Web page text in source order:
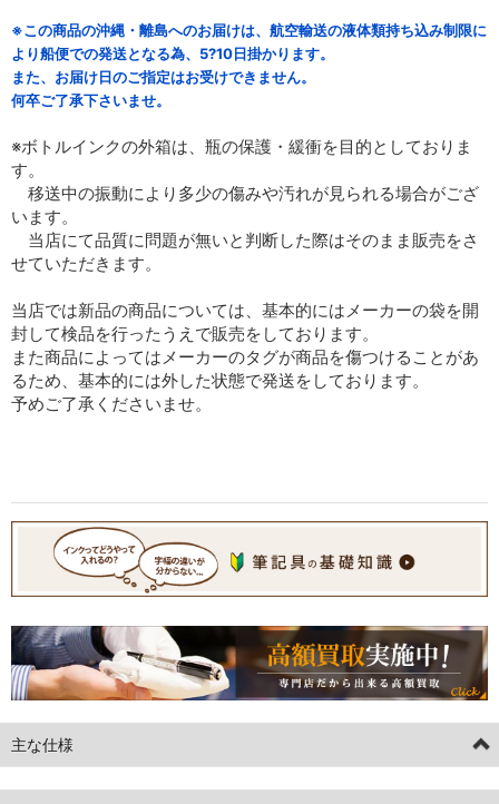
※この商品の沖縄・離島へのお届けは、航空輸送の液体類持ち込み制限に
より船便での発送となる為、5?10日掛かります。
また、お届け日のご指定はお受けできません。
何卒ご了承下さいませ。
※ボトルインクの外箱は、瓶の保護・緩衝を目的としておりま
す。
移送中の振動により多少の傷みや汚れが見られる場合がござ
います。
当店にて品質に問題が無いと判断した際はそのまま販売をさ
せていただきます。
当店では新品の商品については、基本的にはメーカーの袋を開
封して検品を行ったうえで販売をしております。
また商品によってはメーカーのタグが商品を傷つけることがあ
るため、基本的には外した状態で発送をしております。
予めご了承くださいませ。
主な仕様